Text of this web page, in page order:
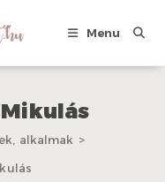
Menu
alkalmak >